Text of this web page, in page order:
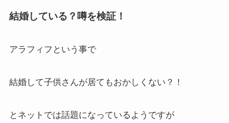
結婚している？噂を検証！
アラフィフという事で
結婚して子供さんが居てもおかしくない？！
とネットでは話題になっているようですが